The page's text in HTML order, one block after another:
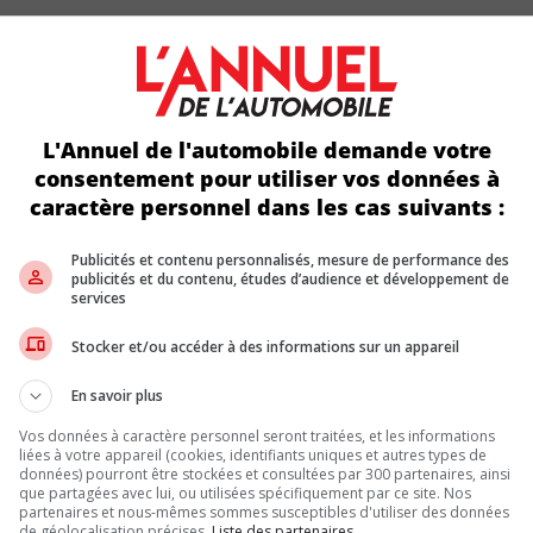
consommateurs vers les véhicules hybrides, un domaine où
une première dans son histoire. Mais cette forte demande
japonaise continue d’aider financièrement
opérationnel de 569,4 milliards de yens comparativement
Toyota prévoit un bénéfice opérationnel d’environ 3
de Toyota a perdu environ 2,2 % à la Bourse, atteignant
à la tête de Toyota. Ancien directeur financier et proche
PDG affirme vouloir éliminer le gaspillage « un
Toyota doit déjà composer avec les tarifs douaniers
dernier exercice financier.
mondiale encaisse présentement une triple pression :
, le patron deVolkswagen, indiquait lui aussi que les tarifs
récemment que ses ventes au Moyen-Orient avaient
L'Annuel de l'automobile demande votre
consentement pour utiliser vos données à
caractère personnel dans les cas suivants :
Publicités et contenu personnalisés, mesure de performance des
publicités et du contenu, études d’audience et développement de
services
Stocker et/ou accéder à des informations sur un appareil
En savoir plus
Vos données à caractère personnel seront traitées, et les informations
liées à votre appareil (cookies, identifiants uniques et autres types de
données) pourront être stockées et consultées par 300 partenaires, ainsi
que partagées avec lui, ou utilisées spécifiquement par ce site. Nos
partenaires et nous-mêmes sommes susceptibles d'utiliser des données